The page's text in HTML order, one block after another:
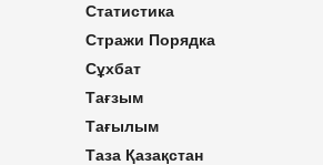
Статистика
Стражи Порядка
Сұхбат
Тағзым
Тағылым
Таза Қазақстан